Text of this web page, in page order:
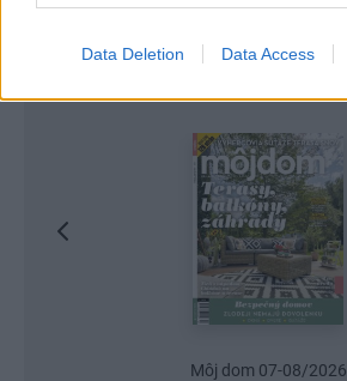
Data Deletion Data Access
Môj dom 07-08/2026